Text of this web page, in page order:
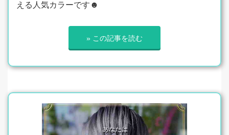
える人気カラーです☻
» この記事を読む